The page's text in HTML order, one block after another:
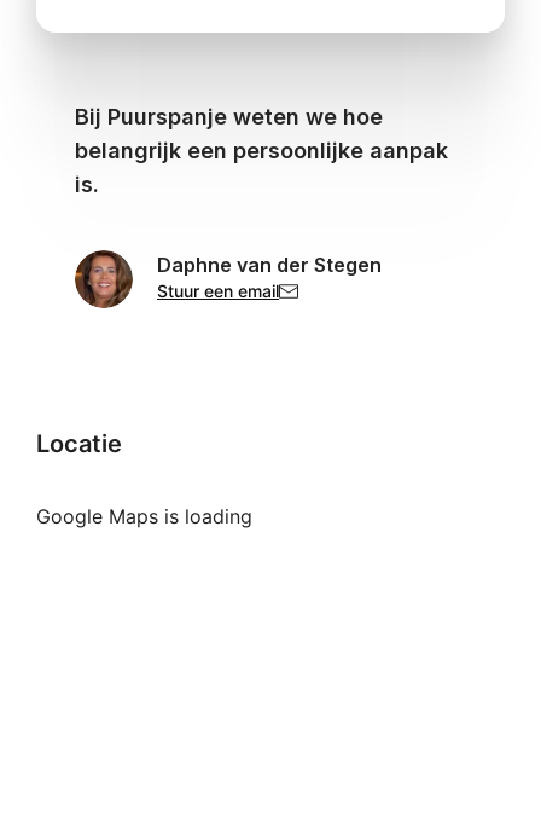
Bij Puurspanje weten we hoe
belangrijk een persoonlijke aanpak
is.
Daphne van der Stegen
Stuur een email
Locatie
Google Maps is loading